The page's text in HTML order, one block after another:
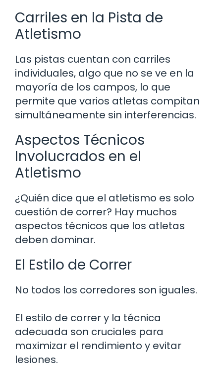
Carriles en la Pista de
Atletismo
Las pistas cuentan con carriles
individuales, algo que no se ve en la
mayoría de los campos, lo que
permite que varios atletas compitan
simultáneamente sin interferencias.
Aspectos Técnicos
Involucrados en el
Atletismo
¿Quién dice que el atletismo es solo
cuestión de correr? Hay muchos
aspectos técnicos que los atletas
deben dominar.
El Estilo de Correr
No todos los corredores son iguales.
El estilo de correr y la técnica
adecuada son cruciales para
maximizar el rendimiento y evitar
lesiones.